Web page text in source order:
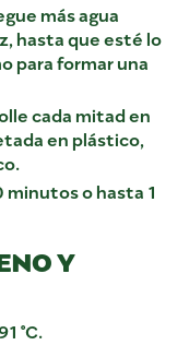
más agua
hasta que esté lo
para formar una
cada mitad en
en plástico,
o hasta 1
Y
°C.